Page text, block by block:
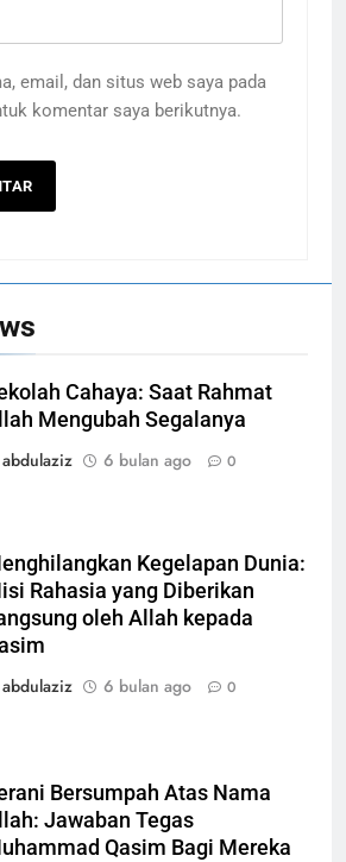
email, dan situs web saya pada
komentar saya berikutnya.
Cahaya: Saat Rahmat
Mengubah Segalanya
abdulaziz
6 bulan ago 0
Kegelapan Dunia:
Rahasia yang Diberikan
oleh Allah kepada
abdulaziz
6 bulan ago 0
Bersumpah Atas Nama
Jawaban Tegas
Qasim Bagi Mereka